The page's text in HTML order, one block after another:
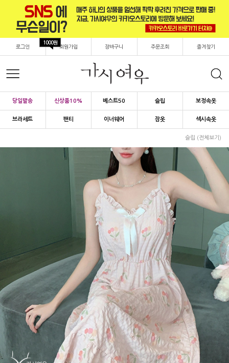
로그인 회원가입
1000원
장바구니 주문조회 즐겨찾기
당일발송 신상품10% 베스트50 슬립 보정속옷
브라세트 팬티 이너웨어 잠옷 섹시속옷
슬립 (전체보기)